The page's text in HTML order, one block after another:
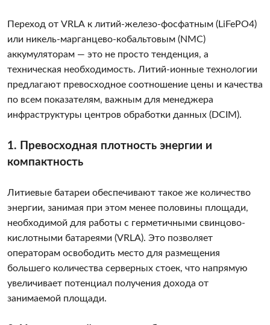
Переход от VRLA к литий-железо-фосфатным (LiFePO4)
или никель-марганцево-кобальтовым (NMC)
аккумуляторам — это не просто тенденция, а
техническая необходимость. Литий-ионные технологии
предлагают превосходное соотношение цены и качества
по всем показателям, важным для менеджера
инфраструктуры центров обработки данных (DCIM).
1. Превосходная плотность энергии и
компактность
Литиевые батареи обеспечивают такое же количество
энергии, занимая при этом менее половины площади,
необходимой для работы с герметичными свинцово-
кислотными батареями (VRLA). Это позволяет
операторам освободить место для размещения
большего количества серверных стоек, что напрямую
увеличивает потенциал получения дохода от
занимаемой площади.